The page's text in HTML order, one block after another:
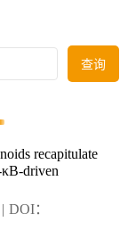
查询
recapitulate
driven
| DOI：